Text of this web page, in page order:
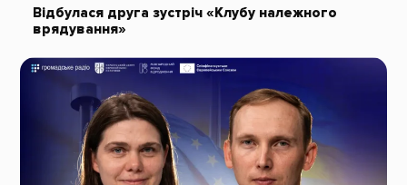
Відбулася друга зустріч «Клубу належного
врядування»